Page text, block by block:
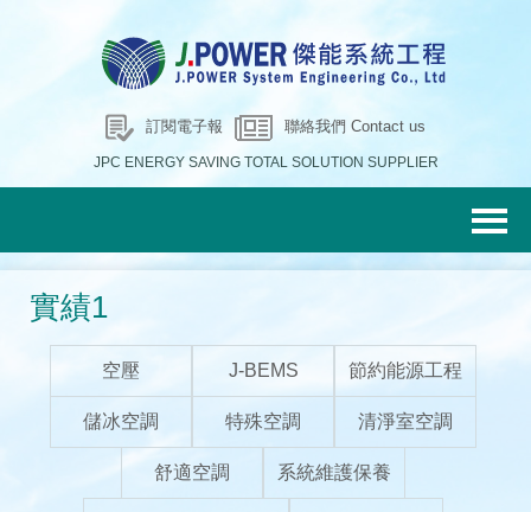
訂閱電子報 聯絡我們 Contact us
JPC ENERGY SAVING TOTAL SOLUTION SUPPLIER
實績1
空壓 J-BEMS 節約能源工程
儲冰空調 特殊空調 清淨室空調
舒適空調 系統維護保養